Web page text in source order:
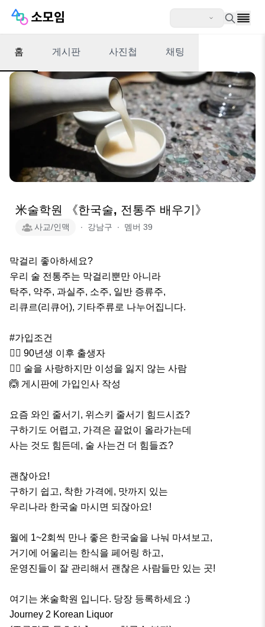
홈 게시판 사진첩 채팅
米술학원 《한국술, 전통주 배우기》
사교/인맥 ∙ 강남구 ∙ 멤버 39
막걸리 좋아하세요?
우리 술 전통주는 막걸리뿐만 아니라
탁주, 약주, 과실주, 소주, 일반 증류주,
리큐르(리큐어), 기타주류로 나누어집니다.
#가입조건
🙆‍♂️ 90년생 이후 출생자
🙆‍♀️ 술을 사랑하지만 이성을 잃지 않는 사람
🙆 게시판에 가입인사 작성
요즘 와인 줄서기, 위스키 줄서기 힘드시죠?
구하기도 어렵고, 가격은 끝없이 올라가는데
사는 것도 힘든데, 술 사는건 더 힘들죠?
괜찮아요!
구하기 쉽고, 착한 가격에, 맛까지 있는
우리나라 한국술 마시면 되잖아요!
월에 1~2회씩 만나 좋은 한국술을 나눠 마셔보고,
거기에 어울리는 한식을 페어링 하고,
운영진들이 잘 관리해서 괜찮은 사람들만 있는 곳!
여기는 米술학원 입니다. 당장 등록하세요 :)
Journey 2 Korean Liquor